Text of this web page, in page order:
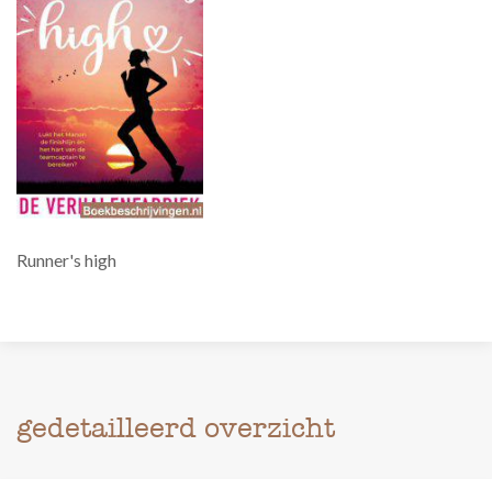
Runner's high
gedetailleerd overzicht